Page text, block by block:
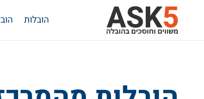
content
הובלות